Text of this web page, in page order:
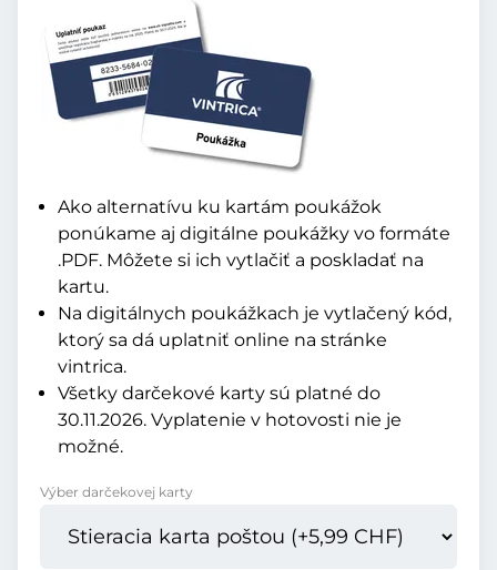
Ako alternatívu ku kartám poukážok
ponúkame aj digitálne poukážky vo formáte
.PDF. Môžete si ich vytlačiť a poskladať na
kartu.
Na digitálnych poukážkach je vytlačený kód,
ktorý sa dá uplatniť online na stránke
vintrica.
Všetky darčekové karty sú platné do
30.11.2026. Vyplatenie v hotovosti nie je
možné.
Výber darčekovej karty